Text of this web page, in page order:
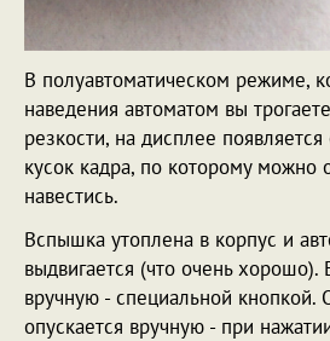
В полуавтоматическом режиме,
наведения автоматом вы
резкости, на дисплее
кусок кадра, по которому можно
навестись.
Вспышка утоплена в корпус и
выдвигается (что очень
вручную - специальной кнопкой.
опускается вручную - при